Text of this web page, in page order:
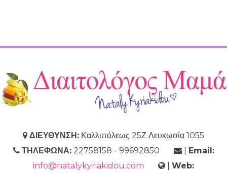
ΔΙΕΥΘΥΝΣΗ: Καλλιπόλεως 25Ζ Λευκωσία 1055
ΤΗΛΕΦΩΝΑ:22758158 - 99692850 | Email:
info@natalykyriakidou.com
Web: